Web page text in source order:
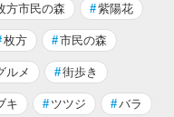
方市民の森 #紫陽花
枚方 #市民の森
ルメ #街歩き
キ # ツツジ #バラ